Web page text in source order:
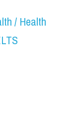
/ Health